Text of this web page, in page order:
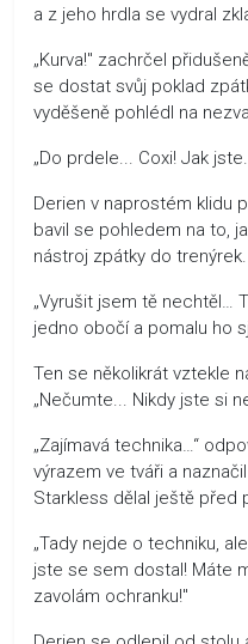
a z jeho hrdla se vydral
„Kurva!" zachrčel
se dostat svůj poklad
vyděšeně pohlédl na
„Do prdele... Coxi! Jak
Derien v naprostém klidu
bavil se pohledem na to,
nástroj zpátky do trenýrek.
„Vyrušit jsem tě nechtěl…
jedno obočí a pomalu ho
Ten se několikrát vztekle
„Nečumte... Nikdy jste si
„Zajímavá technika…“
výrazem ve tváři a
Starkless dělal ještě před
„Tady nejde o techniku,
jste se sem dostal! Máte
zavolám ochranku!"